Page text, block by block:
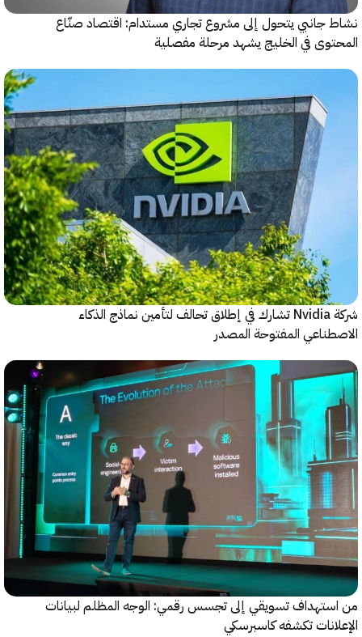
جانبي يتحول إلى مشروع تجاري مستدام: اقتصاد صنّاع
في الخليج يشهد مرحلة مفصلية
شركة Nvidia تشارك في إطلاق تحالف لتأمين نماذج الذكاء
المفتوحة المصدر
تسويقي إلى تجسس رقمي: الوجه المظلم لبيانات
تكشفه كاسبرسكي